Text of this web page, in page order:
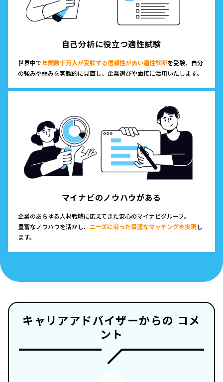
自己分析に役立つ適性試験
世界中で年間数千万人が受験する信頼性が高い適性診断を受験、自分
の強みや弱みを客観的に見直し、企業選びや面接に活用いたします。
マイナビのノウハウがある
企業のあらゆる人材戦略に応えてきた安心のマイナビグループ。
豊富なノウハウを活かし、 ニーズに沿った最適なマッチングを実現し
ます。
キャリアアドバイザーからの コメ
ント